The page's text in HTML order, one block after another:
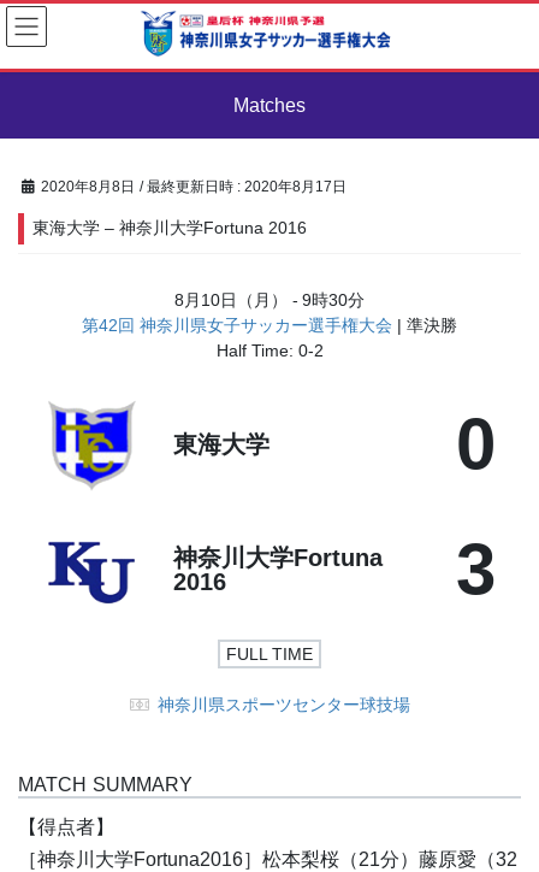
コ
ン
へ
ナ
ビ
ョ
Matches
2020年8月8日 / 最終更新日時 : 2020年8月17日
東海大学 – 神奈川大学Fortuna 2016
8月10日（月） - 9時30分
第42回 神奈川県女子サッカー選手権大会 | 準決勝
Half Time: 0-2
東海大学 0
神奈川大学Fortuna
2016
3
FULL TIME
神奈川県スポーツセンター球技場
MATCH SUMMARY
【得点者】
［神奈川大学Fortuna2016］松本梨桜（21分）藤原愛（32